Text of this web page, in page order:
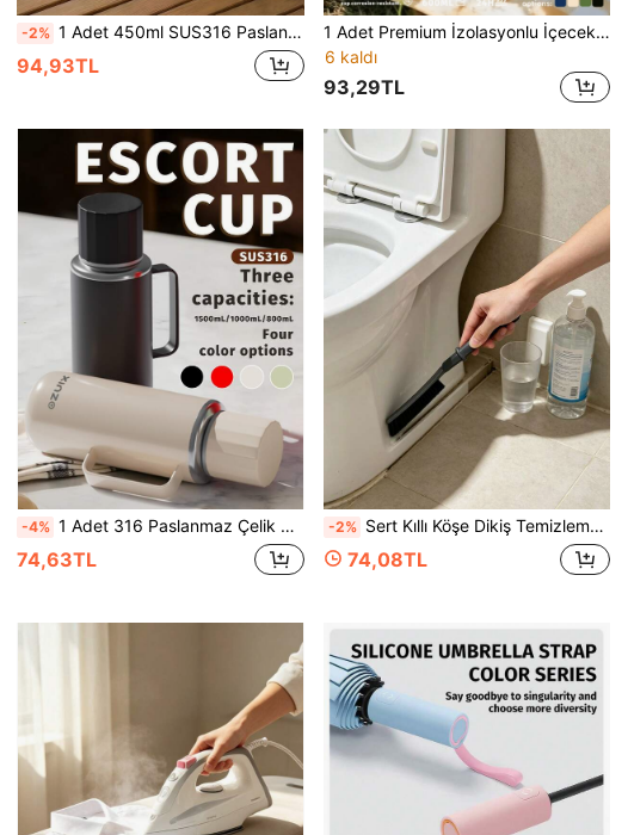
-2% 1 Adet 450ml SUS316 Paslanmaz Çelik Taşınabilir Yalıtımlı Bardak, Ayrılabilir Fincanlı, 24 Saat Soğuk ve Sıcak Tutma, Tek Elle Açılan Sızdırmaz Kapak, Dayanıklı, Buzlu Kahve, Çay, Kamp, Yürüyüş, Seyahat, Ofis, Ev ve Dış Mekan İçin Hediye Yaz İçecek Bardağı, 4 Renk
94,93TL
1 Adet Premium İzolasyonlu İçecek Termosu, 316 Paslanmaz Çelik Malzeme, Dış Mekan/Araç İçi Pipetli Su Şişesi/Kahve Kupası, Sıcak/Soğuk Tutar, Sızdırmaz, Araç Bardak Tutucuya Uygun, Spor, Seyahat ve Okul İçin Uygun, Sevgililer Günü, Kadınlar ve Okula Dönüş İçin Harika Hediye
6 kaldı
93,29TL
-4% 1 Adet 316 Paslanmaz Çelik Yalıtımlı Su Şişesi, Saplı, Tek Elle Açılan Kapak, 24 Saat Soğuk ve Sıcak Tutma, Sızdırmaz, Buzlu Kahve, Çay, Spor, Yürüyüş, Kamp, Seyahat, Ofis, Yaz Plajı İçin Temel Ürün, Outdoor Hediye, Bej
74,63TL
-2% Sert Kıllı Köşe Dikiş Temizleme Fırçası, Çok Fonksiyonlu Boşluk Temizleme Aleti, Banyo, Mağaza, Mutfak ve Ev İçin İdeal, Ev Gereçleri Tedarikçisi 3/1 Adet
74,08TL